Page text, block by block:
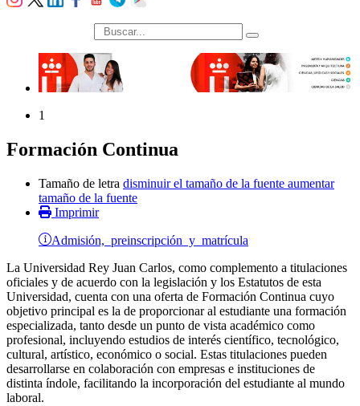
búsqueda
1
Formación Continua
Tamaño de letra disminuir el tamaño de la fuente aumentar
tamaño de la fuente
Imprimir
Admisión, preinscripción y matrícula
La Universidad Rey Juan Carlos, como complemento a titulaciones
oficiales y de acuerdo con la legislación y los Estatutos de esta
Universidad, cuenta con una oferta de Formación Continua cuyo
objetivo principal es la de proporcionar al estudiante una formación
especializada, tanto desde un punto de vista académico como
profesional, incluyendo estudios de interés científico, tecnológico,
cultural, artístico, económico o social. Estas titulaciones pueden
desarrollarse en colaboración con empresas e instituciones de
distinta índole, facilitando la incorporación del estudiante al mundo
laboral.